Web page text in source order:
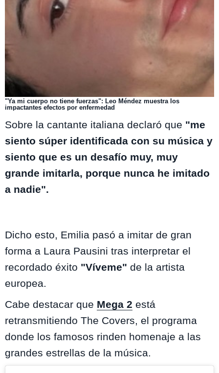
"Ya mi cuerpo no tiene fuerzas": Leo Méndez muestra los
impactantes efectos por enfermedad
Sobre la cantante italiana declaró que "me
siento súper identificada con su música y
siento que es un desafío muy, muy
grande imitarla, porque nunca he imitado
a nadie".
Dicho esto, Emilia pasó a imitar de gran
forma a Laura Pausini tras interpretar el
recordado éxito "Víveme" de la artista
europea.
Cabe destacar que Mega 2 está
retransmitiendo The Covers, el programa
donde los famosos rinden homenaje a las
grandes estrellas de la música.